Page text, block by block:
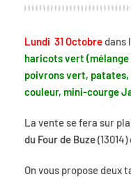
Lundi 31 Octobre dans
haricots vert
poivrons vert,
couleur, mini-courge
La vente se fera sur
du Four de Buze(13014)
On vous propose deux